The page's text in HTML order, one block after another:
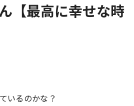
【最高に幸せな時
いるのかな？